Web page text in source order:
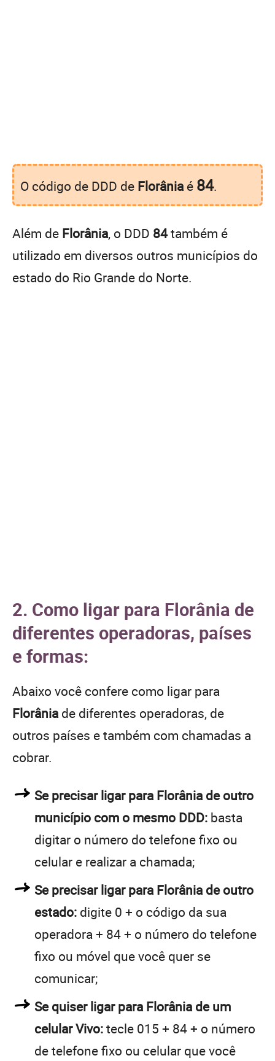
O código de DDD de Florânia é 84.
Além de Florânia, o DDD 84também é
utilizado em diversos outros municípios do
estado do Rio Grande do Norte.
2. Como ligar para Florânia de
diferentes operadoras, países
e formas:
Abaixo você confere como ligar para
Florânia de diferentes operadoras, de
outros países e também com chamadas a
cobrar.
Se precisar ligar para Florânia de outro
município com o mesmo DDD: basta
digitar o número do telefone fixo ou
celular e realizar a chamada;
Se precisar ligar para Florânia de outro
estado: digite 0 + o código da sua
operadora + 84 + o número do telefone
fixo ou móvel que você quer se
comunicar;
Se quiser ligar para Florânia de um
celular Vivo:tecle 015 + 84 + o número
de telefone fixo ou celular que você